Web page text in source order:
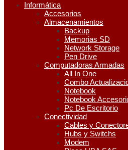
Informática
Accesorios
Almacenamientos
Backup
Memorias SD
Network Storage
Pen Drive
Computadoras Armadas
All In One
Combo
Notebook
Notebook
Pc De Escritorio
Conectividad
Cables y
Hubs y Switchs
Modem